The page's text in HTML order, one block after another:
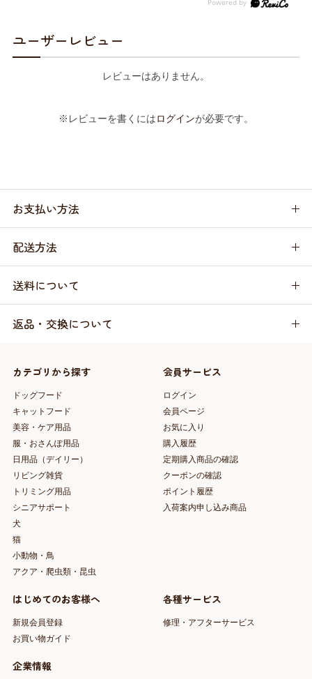
ユーザーレビュー
レビューはありません。
※レビューを書くにはログインが必要です。
お支払い方法
配送方法
送料について
返品・交換について
カテゴリから探す
ドッグフード
キャットフード
美容・ケア用品
服・おさんぽ用品
日用品（デイリー）
リビング雑貨
トリミング用品
シニアサポート
犬
猫
小動物・鳥
アクア・爬虫類・昆虫
会員サービス
ログイン
会員ページ
お気に入り
購入履歴
定期購入商品の確認
クーポンの確認
ポイント履歴
入荷案内申し込み商品
はじめてのお客様へ
新規会員登録
お買い物ガイド
各種サービス
修理・アフターサービス
企業情報